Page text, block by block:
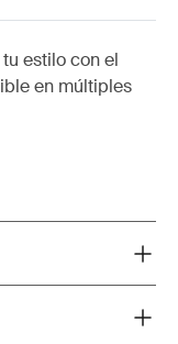
estilo con el
en múltiples